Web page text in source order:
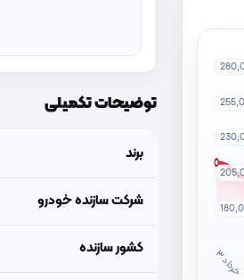
خ
ر
داد
۳
توضیحات تکمیلی
برند
شرکت سازنده خودرو
کشور سازنده